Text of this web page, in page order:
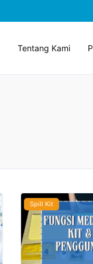
Tentang Kami
Spill Kit